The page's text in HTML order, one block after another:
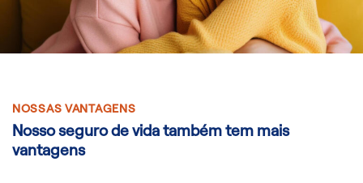
NOSSAS VANTAGENS
Nosso seguro de vida também tem mais
vantagens